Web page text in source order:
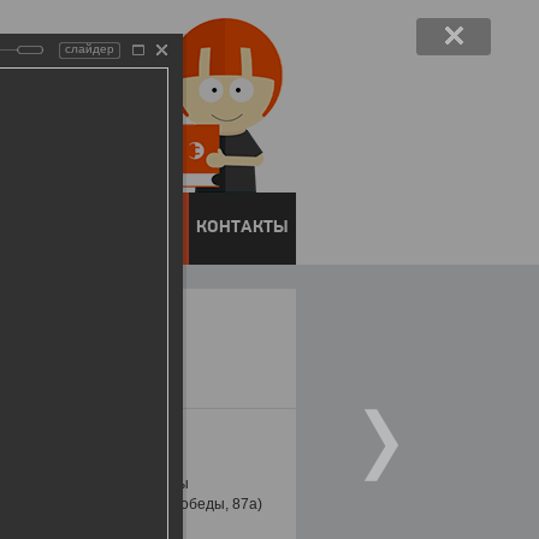
КОНТАКТЫ
Победителей акции мы
(г.Липецк, проспект Победы, 87а)
слайдер